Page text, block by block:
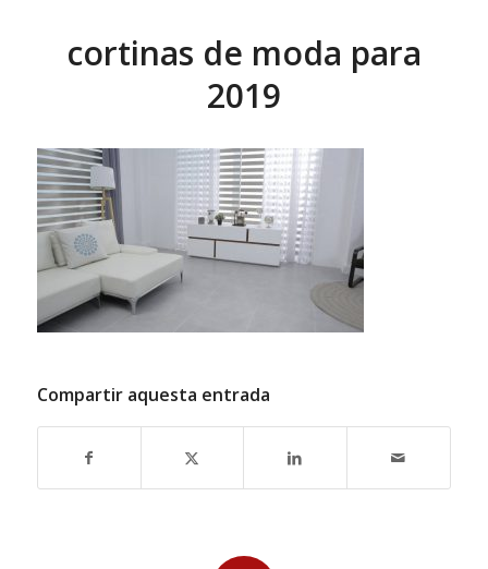
cortinas de moda para
2019
Compartir aquesta entrada